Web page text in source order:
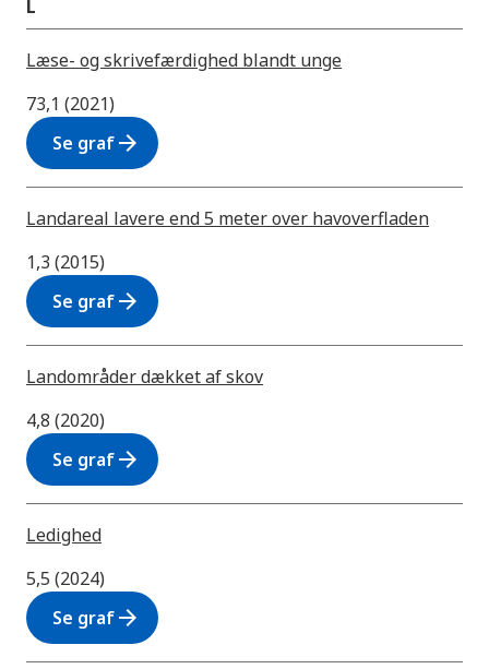
L
Læse- og skrivefærdighed blandt unge
73,1 (2021)
Se grafarrow_forward
Landareal lavere end 5 meter over havoverfladen
1,3 (2015)
Se grafarrow_forward
Landområder dækket af skov
4,8 (2020)
Se grafarrow_forward
Ledighed
5,5 (2024)
Se grafarrow_forward